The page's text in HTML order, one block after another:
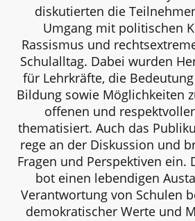
diskutierten die
Umgang mit politischen
Rassismus und
Schulalltag. Dabei wurden
für Lehrkräfte, die
Bildung sowie Möglichkeiten
offenen und
thematisiert. Auch das
rege an der Diskussion und
Fragen und Perspektiven ein.
bot einen lebendigen
Verantwortung von Schulen
demokratischer Werte und